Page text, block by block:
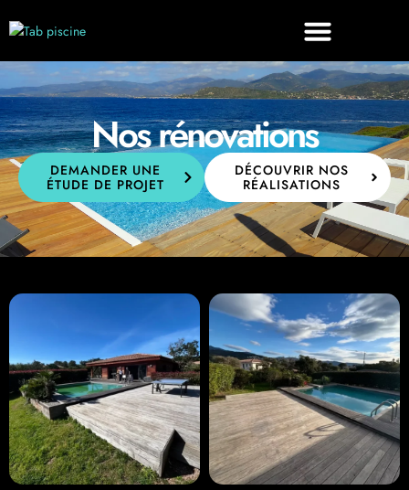
Nos rénovations
DEMANDER UNE
ÉTUDE DE PROJET
DÉCOUVRIR NOS
RÉALISATIONS